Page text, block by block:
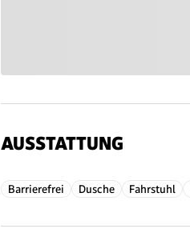
AUSSTATTUNG
Barrierefrei Dusche Fahrstuhl